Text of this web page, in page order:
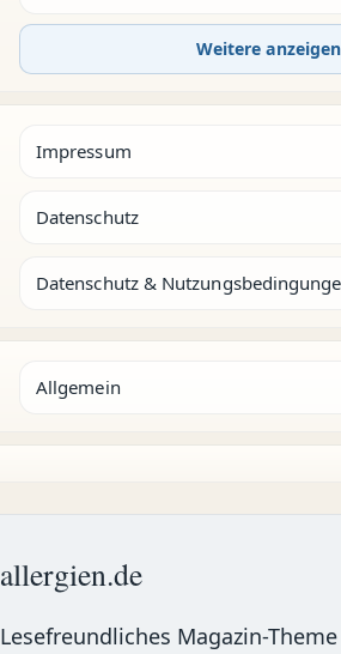
Weitere anzeigen
Impressum
Datenschutz
Datenschutz &
Allgemein
allergien.de
Lesefreundliches Magazin-